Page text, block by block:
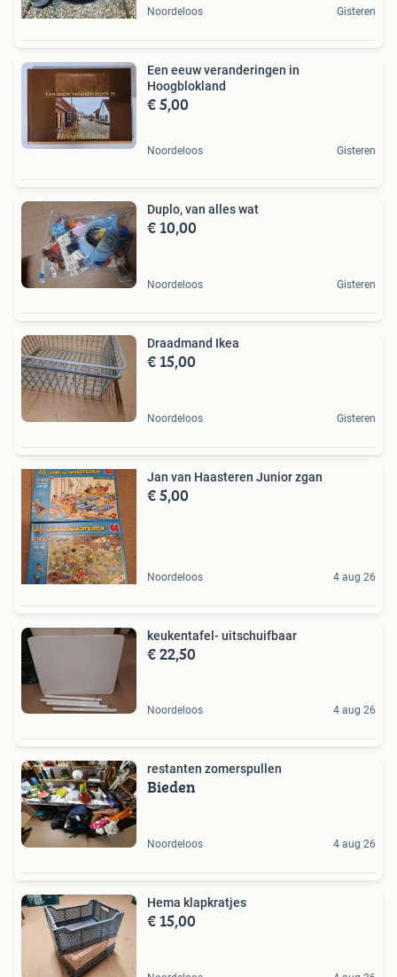
Noordeloos Gisteren
Een eeuw veranderingen in
Hoogblokland
€ 5,00
Noordeloos Gisteren
Duplo, van alles wat
€ 10,00
Noordeloos Gisteren
Draadmand Ikea
€ 15,00
Noordeloos Gisteren
Jan van Haasteren Junior zgan
€ 5,00
Noordeloos 4 aug 26
keukentafel- uitschuifbaar
€ 22,50
Noordeloos 4 aug 26
restanten zomerspullen
Bieden
Noordeloos 4 aug 26
Hema klapkratjes
€ 15,00